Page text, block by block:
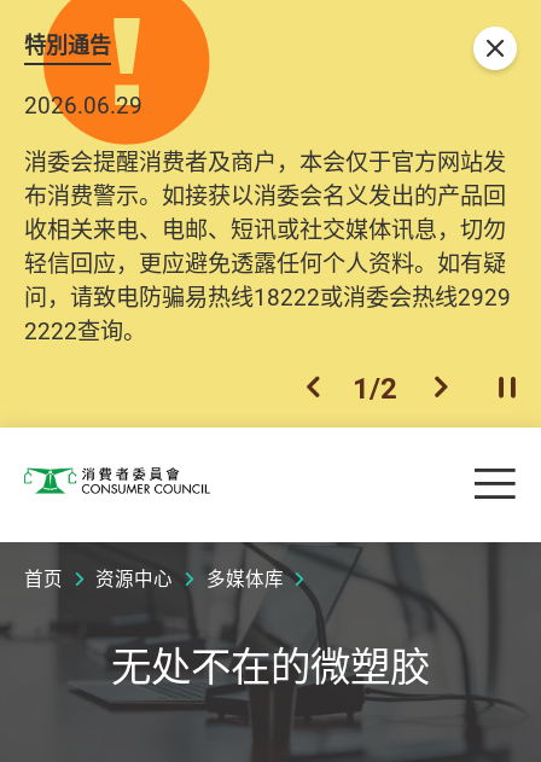
特別通告
2026.06.29
消委会提醒消费者及商户，本会仅于官方网站发
布消费警示。如接获以消委会名义发出的产品回
收相关来电、电邮、短讯或社交媒体讯息，切勿
轻信回应，更应避免透露任何个人资料。如有疑
问，请致电防骗易热线18222或消委会热线2929
2222查询。
上一个
1/2 下一个开
关闭
消费者委员会 目
首页 资源中心 多媒体库
无处不在的微塑胶